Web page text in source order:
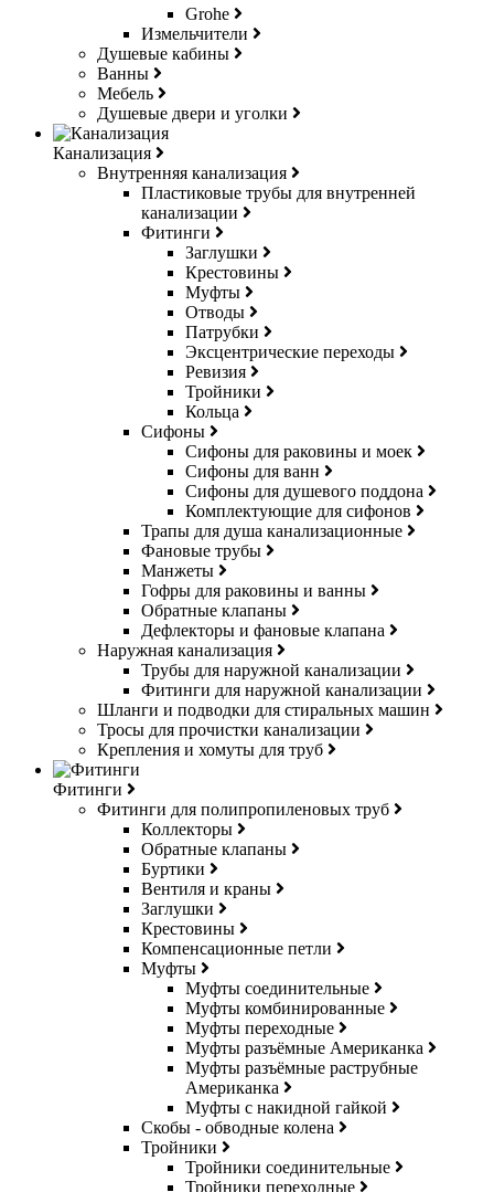
Grohe
Измельчители
Душевые кабины
Ванны
Мебель
Душевые двери и уголки
Канализация
Внутренняя канализация
Пластиковые трубы для внутренней
канализации
Фитинги
Заглушки
Крестовины
Муфты
Отводы
Патрубки
Эксцентрические переходы
Ревизия
Тройники
Кольца
Сифоны
Сифоны для раковины и моек
Сифоны для ванн
Сифоны для душевого поддона
Комплектующие для сифонов
Трапы для душа канализационные
Фановые трубы
Манжеты
Гофры для раковины и ванны
Обратные клапаны
Дефлекторы и фановые клапана
Наружная канализация
Трубы для наружной канализации
Фитинги для наружной канализации
Шланги и подводки для стиральных машин
Тросы для прочистки канализации
Крепления и хомуты для труб
Фитинги
Фитинги для полипропиленовых труб
Коллекторы
Обратные клапаны
Буртики
Вентиля и краны
Заглушки
Крестовины
Компенсационные петли
Муфты
Муфты соединительные
Муфты комбинированные
Муфты переходные
Муфты разъёмные Американка
Муфты разъёмные раструбные
Американка
Муфты с накидной гайкой
Скобы - обводные колена
Тройники
Тройники соединительные
Тройники переходные